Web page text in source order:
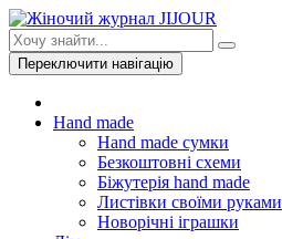
Переключити навігацію
Hand made
Hand made сумки
Безкоштовні схеми
Біжутерія hand made
Листівки своїми руками
Новорічні іграшки